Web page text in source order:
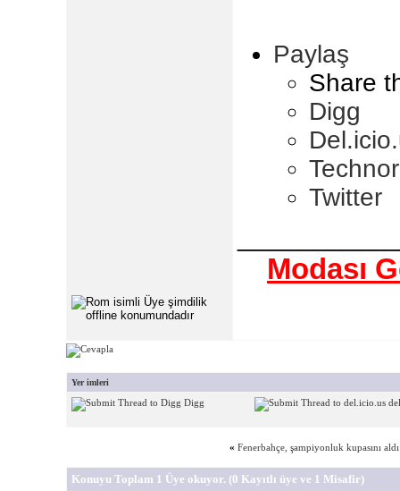
Paylaş
Share
Digg
Twitter
Modası
Yer imleri
Digg
« Fenerbahçe, şampiyonluk kupasını
Konuyu Toplam 1 Üye okuyor. (0 Kayıtlı üye ve 1 Misafir)